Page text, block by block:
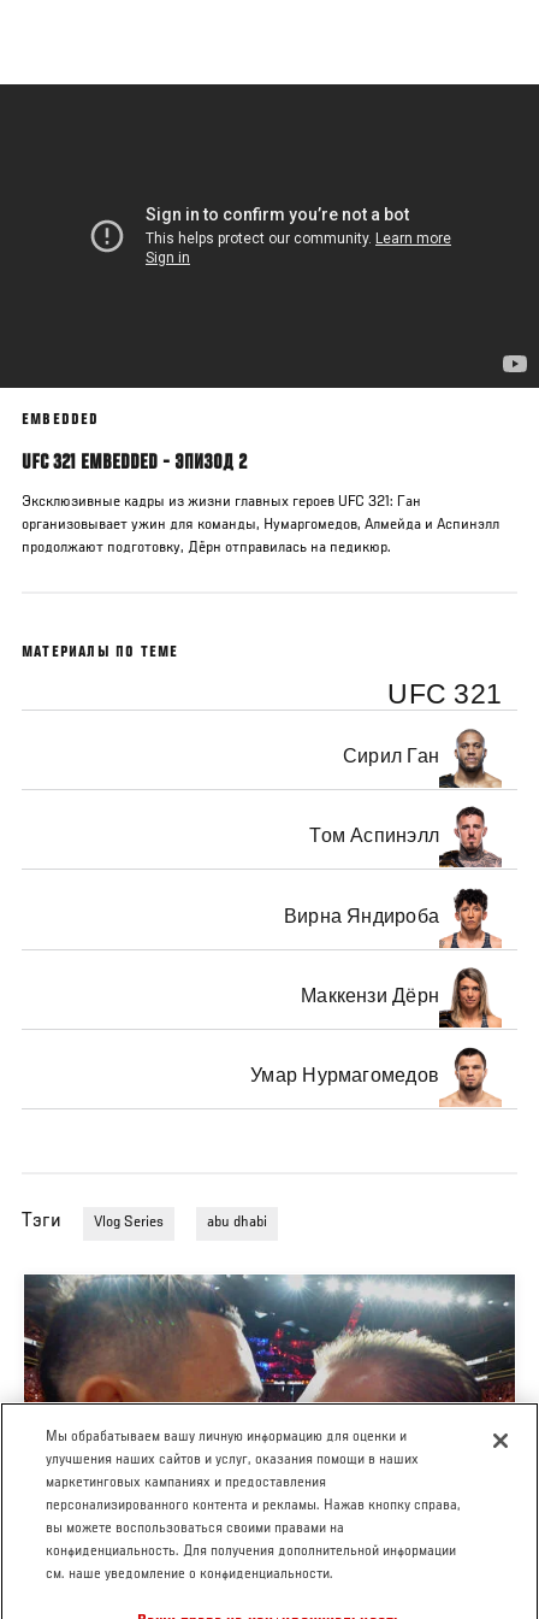
основному
EMBEDDED
UFC 321 EMBEDDED - ЭПИЗОД 2
Эксклюзивные кадры из жизни главных героев UFC 321: Ган
организовывает ужин для команды, Нумаргомедов, Алмейда и Аспинэлл
продолжают подготовку, Дёрн отправилась на педикюр.
МАТЕРИАЛЫ ПО ТЕМЕ
UFC 321
Сирил Ган
Том Аспинэлл
Вирна Яндироба
Маккензи Дёрн
Умар Нурмагомедов
Тэги Vlog Series abu dhabi
UFC 329 EMBEDDED - ЭПИЗОД 6
Мы обрабатываем вашу личную информацию для оценки и
улучшения наших сайтов и услуг, оказания помощи в наших
маркетинговых кампаниях и предоставления
персонализированного контента и рекламы. Нажав кнопку справа,
вы можете воспользоваться своими правами на
конфиденциальность. Для получения дополнительной информации
см. наше уведомление о конфиденциальности.